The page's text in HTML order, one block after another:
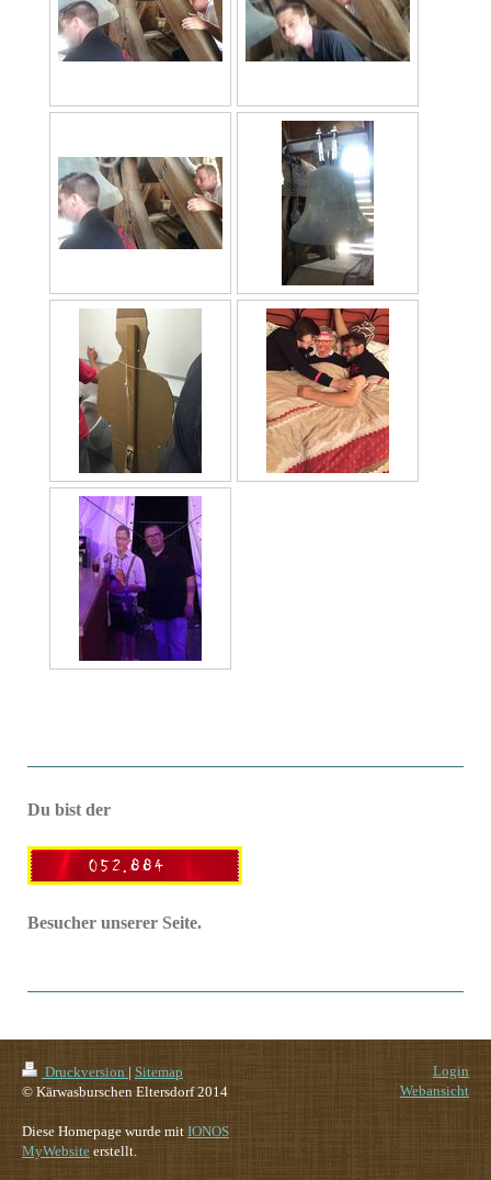
Du bist der
Besucher unserer Seite.
Druckversion | Sitemap
© Kärwasburschen Eltersdorf 2014
Diese Homepage wurde mit IONOS
MyWebsite erstellt.
Login
Webansicht